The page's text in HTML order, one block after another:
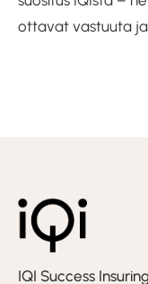
ottavat vastuuta
IQI Success